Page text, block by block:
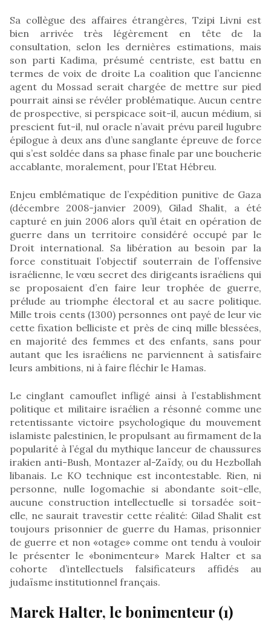
Sa collègue des affaires étrangères, Tzipi Livni est
bien arrivée très légèrement en tête de la
consultation, selon les dernières estimations, mais
son parti Kadima, présumé centriste, est battu en
termes de voix de droite La coalition que l’ancienne
agent du Mossad serait chargée de mettre sur pied
pourrait ainsi se révéler problématique. Aucun centre
de prospective, si perspicace soit-il, aucun médium, si
prescient fut-il, nul oracle n’avait prévu pareil lugubre
épilogue à deux ans d’une sanglante épreuve de force
qui s’est soldée dans sa phase finale par une boucherie
accablante, moralement, pour l’Etat Hébreu.
Enjeu emblématique de l’expédition punitive de Gaza
(décembre 2008-janvier 2009), Gilad Shalit, a été
capturé en juin 2006 alors qu’il était en opération de
guerre dans un territoire considéré occupé par le
Droit international. Sa libération au besoin par la
force constituait l’objectif souterrain de l’offensive
israélienne, le vœu secret des dirigeants israéliens qui
se proposaient d’en faire leur trophée de guerre,
prélude au triomphe électoral et au sacre politique.
Mille trois cents (1300) personnes ont payé de leur vie
cette fixation belliciste et près de cinq mille blessées,
en majorité des femmes et des enfants, sans pour
autant que les israéliens ne parviennent à satisfaire
leurs ambitions, ni à faire fléchir le Hamas.
Le cinglant camouflet infligé ainsi à l’establishment
politique et militaire israélien a résonné comme une
retentissante victoire psychologique du mouvement
islamiste palestinien, le propulsant au firmament de la
popularité à l’égal du mythique lanceur de chaussures
irakien anti-Bush, Montazer al-Zaïdy, ou du Hezbollah
libanais. Le KO technique est incontestable. Rien, ni
personne, nulle logomachie si abondante soit-elle,
aucune construction intellectuelle si torsadée soit-
elle, ne saurait travestir cette réalité: Gilad Shalit est
toujours prisonnier de guerre du Hamas, prisonnier
de guerre et non «otage» comme ont tendu à vouloir
le présenter le «bonimenteur» Marek Halter et sa
cohorte d’intellectuels falsificateurs affidés au
judaïsme institutionnel français.
Marek Halter, le bonimenteur (1)